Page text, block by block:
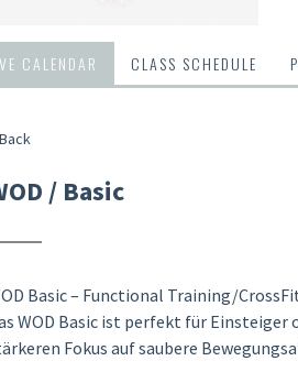
CALENDAR CLASS SCHEDULE
Back
/ Basic
Basic – Functional Training/
WOD Basic ist perfekt für
Fokus auf saubere